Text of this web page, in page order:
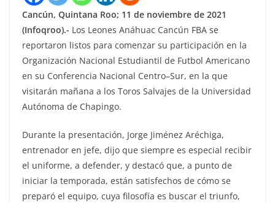
Cancún, Quintana Roo; 11 de noviembre de 2021
(Infoqroo).- Los Leones Anáhuac Cancún FBA se
reportaron listos para comenzar su participación en la
Organización Nacional Estudiantil de Futbol Americano
en su Conferencia Nacional Centro–Sur, en la que
visitarán mañana a los Toros Salvajes de la Universidad
Autónoma de Chapingo.
Durante la presentación, Jorge Jiménez Aréchiga,
entrenador en jefe, dijo que siempre es especial recibir
el uniforme, a defender, y destacó que, a punto de
iniciar la temporada, están satisfechos de cómo se
preparó el equipo, cuya filosofía es buscar el triunfo,